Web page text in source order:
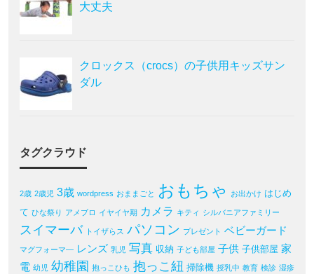
大丈夫
クロックス（crocs）の子供用キッズサン
ダル
タグクラウド
2歳 2歳児 3歳 wordpress おままごと おもちゃ お出かけ はじめ
て ひな祭り アメブロ イヤイヤ期 カメラ キティ シルバニアファミリー
スイマーバ トイザらス パソコン プレゼント ベビーガード
マグフォーマ― レンズ 乳児 写真 収納 子ども部屋 子供 子供部屋 家
電 幼児 幼稚園 抱っこひも 抱っこ紐 掃除機 授乳中 教育 検診 湿疹